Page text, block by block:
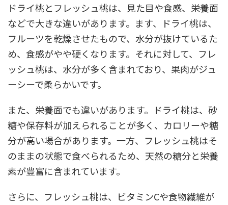
ドライ桃とフレッシュ桃は、見た目や食感、栄養面
などで大きな違いがあります。ます、ドライ桃は、
フルーツを乾燥させたもので、水分が抜けているた
め、食感がやや硬くなります。それに対して、フレ
ッシュ桃は、水分が多く含まれており、果肉がジュ
ーシーで柔らかいです。
また、栄養面でも違いがあります。ドライ桃は、砂
糖や保存料が加えられることが多く、カロリーや糖
分が高い場合があります。一方、フレッシュ桃はそ
のままの状態で食べられるため、天然の糖分と栄養
素が豊富に含まれています。
さらに、フレッシュ桃は、ビタミンCや食物繊維が